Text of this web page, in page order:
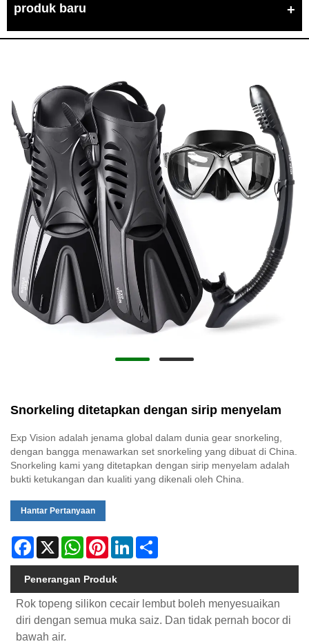
produk baru
Snorkeling ditetapkan dengan sirip menyelam
Exp Vision adalah jenama global dalam dunia gear snorkeling,
dengan bangga menawarkan set snorkeling yang dibuat di China.
Snorkeling kami yang ditetapkan dengan sirip menyelam adalah
bukti ketukangan dan kualiti yang dikenali oleh China.
Hantar Pertanyaan
Facebook
X WhatsAppPinterestLinkedIn
Penerangan Produk
Rok topeng silikon cecair lembut boleh menyesuaikan
diri dengan semua muka saiz. Dan tidak pernah bocor di
bawah air.